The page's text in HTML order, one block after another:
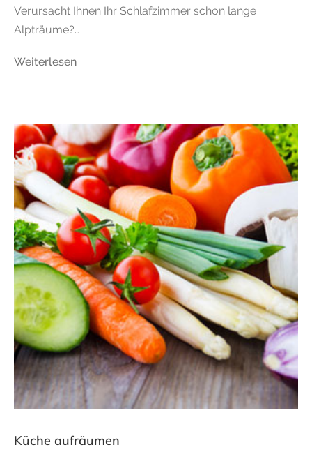
Verursacht Ihnen Ihr Schlafzimmer schon lange
Alpträume?…
Weiterlesen
Küche aufräumen